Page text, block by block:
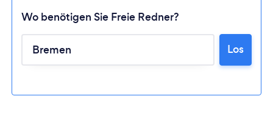
Lädt ...
Wo benötigen Sie Freie Redner?
Los